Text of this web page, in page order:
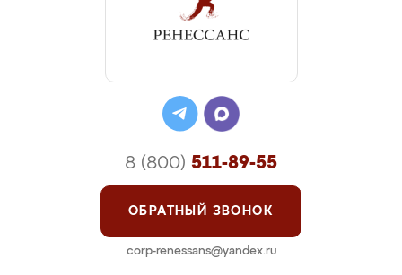
8 (800) 511-89-55
ОБРАТНЫЙ ЗВОНОК
corp-renessans@yandex.ru